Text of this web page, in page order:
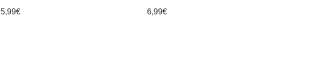
5,99€ 6,99€